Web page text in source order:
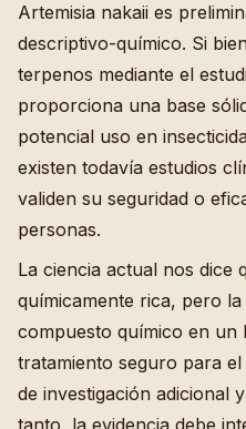
Artemisia nakaii es
descriptivo-químico. Si
terpenos mediante el
proporciona una base
potencial uso en
existen todavía estudios
validen su seguridad o
personas.
La ciencia actual nos dice
químicamente rica, pero
compuesto químico en un
tratamiento seguro para
de investigación adicional